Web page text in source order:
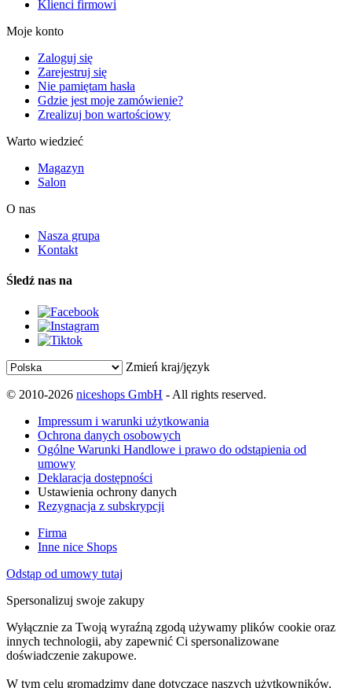
Klienci firmowi
Moje konto
Zaloguj się
Zarejestruj się
Nie pamiętam hasła
Gdzie jest moje zamówienie?
Zrealizuj bon wartościowy
Warto wiedzieć
Magazyn
Salon
O nas
Nasza grupa
Kontakt
Śledź nas na
Zmień kraj/język
© 2010-2026 niceshops GmbH - All rights reserved.
Impressum i warunki użytkowania
Ochrona danych osobowych
Ogólne Warunki Handlowe i prawo do odstąpienia od
umowy
Deklaracja dostępności
Ustawienia ochrony danych
Rezygnacja z subskrypcji
Firma
Inne nice Shops
Odstąp od umowy tutaj
Spersonalizuj swoje zakupy
Wyłącznie za Twoją wyraźną zgodą używamy plików cookie oraz
innych technologii, aby zapewnić Ci spersonalizowane
doświadczenie zakupowe.
W tym celu gromadzimy dane dotyczące naszych użytkowników,